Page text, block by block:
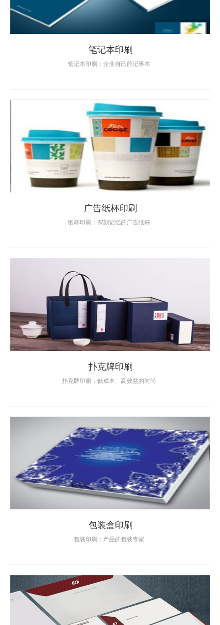
笔记本印刷
笔记本印刷：企业自己的记事本
广告纸杯印刷
纸杯印刷：深刻记忆的广告纸杯
扑克牌印刷
扑克牌印刷：低成本、高效益的时尚
包装盒印刷
包装印刷：产品的包装专家